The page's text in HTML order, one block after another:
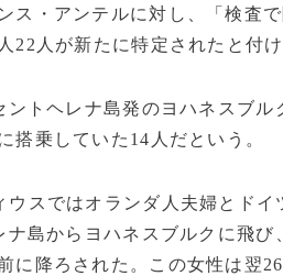
ス・アンテルに対し、「検査
22人が新たに特定されたと付け
ントヘレナ島発のヨハネスブ
搭乗していた14人だという。
ウスではオランダ人夫婦とド
ナ島からヨハネスブルクに飛
に降ろされた。この女性は翌